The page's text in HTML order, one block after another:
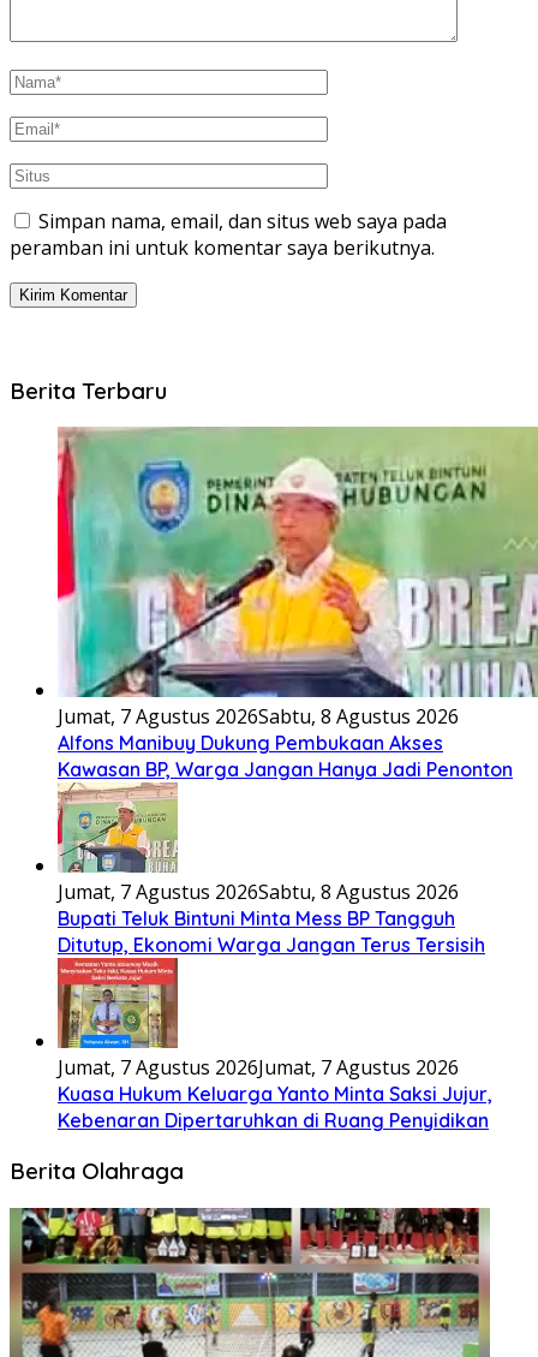
Simpan nama, email, dan situs web saya pada
peramban ini untuk komentar saya berikutnya.
Berita Terbaru
Jumat, 7 Agustus 2026Sabtu, 8 Agustus 2026
Alfons Manibuy Dukung Pembukaan Akses
Kawasan BP, Warga Jangan Hanya Jadi Penonton
Jumat, 7 Agustus 2026Sabtu, 8 Agustus 2026
Bupati Teluk Bintuni Minta Mess BP Tangguh
Ditutup, Ekonomi Warga Jangan Terus Tersisih
Jumat, 7 Agustus 2026Jumat, 7 Agustus 2026
Kuasa Hukum Keluarga Yanto Minta Saksi Jujur,
Kebenaran Dipertaruhkan di Ruang Penyidikan
Berita Olahraga